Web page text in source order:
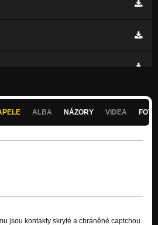
ALBA NÁZORY VIDEA
jsou kontakty skryté a chráněné captchou.